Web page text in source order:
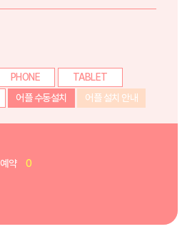
PHONE
TABLET
어플 수동설치 어플 설치 안내
예약 0